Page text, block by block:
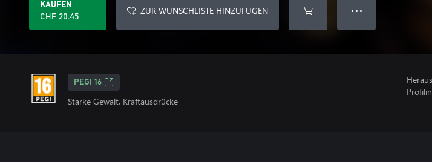
KAUFEN
CHF 20.45
ZUR WUNSCHLISTE HINZUFÜGEN ● ● ●
PEGI 16
Starke Gewalt, Kraftausdrücke